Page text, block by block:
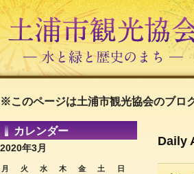
※このページは土浦市観光協会のブロ
カレンダー
2020年3月
月 火 水 木 金 土 日
Daily